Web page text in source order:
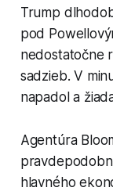
Trump
pod
nedostatočne
sadzieb. V
napadol a
Agentúra
hlavného